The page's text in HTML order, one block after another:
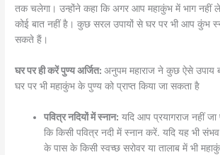
तक चलेगा। उन्होंने कहा कि अगर आप महाकुंभ में भाग नहीं
कोई बात नहीं है। कुछ सरल उपायों से घर पर भी आप कुंभ
सकते हैं।
घर पर ही करें पुण्य अर्जित:अनुपम महाराज ने कुछ ऐसे उपाय
घर पर भी महाकुंभ के पुण्य को प्राप्त किया जा सकता है
पवित्र नदियों में स्नान: यदि आप प्रयागराज नहीं
कि किसी पवित्र नदी में स्नान करें. यदि यह भी
के पास के किसी स्वच्छ सरोवर या तालाब में भी